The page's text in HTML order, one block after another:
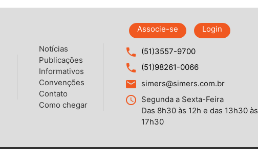
Notícias
Publicações
Informativos
Convenções
Contato
Como chegar
Associe-se Login
local_phone (51)3557-9700
local_phone (51)98261-0066
email simers@simers.com.br
query_builder Segunda a Sexta-Feira
Das 8h30 às 12h e das 13h30 às
17h30